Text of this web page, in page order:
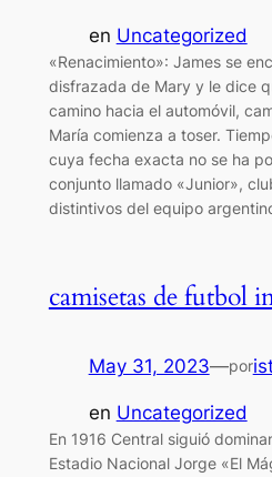
en Uncategorized
«Renacimiento»: James se
disfrazada de Mary y le dice
camino hacia el automóvil,
María comienza a toser.
cuya fecha exacta no se ha
conjunto llamado «Junior»,
distintivos del equipo
camisetas de futbol
May 31, 2023—por
en Uncategorized
En 1916 Central siguió
Estadio Nacional Jorge «El